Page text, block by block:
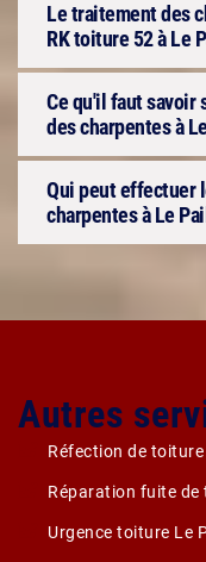
Le traitement des
RK toiture 52 à Le
Ce qu'il faut savoir
des charpentes à
Qui peut effectuer
charpentes à Le
Autres
Réfection de
Réparation fuite de
Urgence toiture Le